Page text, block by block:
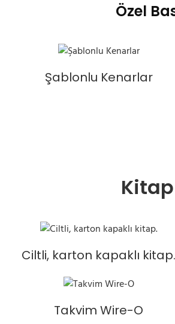
Özel
Şablonlu Kenarlar
Ciltli, karton kapaklı kitap.
Takvim Wire-O